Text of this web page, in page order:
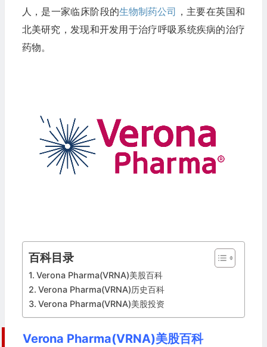
人，是一家临床阶段的生物制药公司 ，主要在英国和
北美研究，发现和开发用于治疗呼吸系统疾病的治疗
药物。
百科目录
Verona Pharma(VRNA)美股百科
Verona Pharma(VRNA)历史百科
Verona Pharma(VRNA)美股投资
Verona Pharma(VRNA)美股百科